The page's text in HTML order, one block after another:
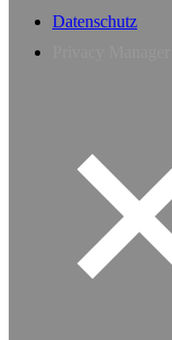
Datenschutz